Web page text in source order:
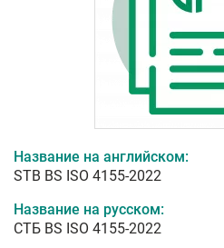
Название на английском:
STB BS ISO 4155-2022
Название на русском:
СТБ BS ISO 4155-2022